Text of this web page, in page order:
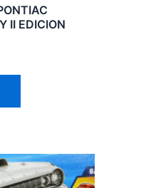
II EDICION